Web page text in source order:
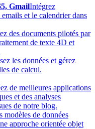
GmailIntégrez
et le calendrier dans
des documents pilotés par
de texte 4D et
les données et gérez
de calcul.
de meilleures applications
et des analyses
de notre blog.
modèles de données
approche orientée objet